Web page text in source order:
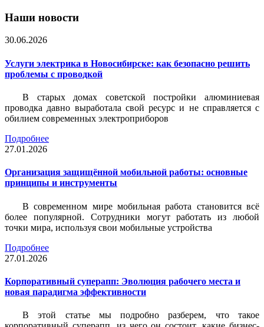
Наши новости
30.06.2026
Услуги электрика в Новосибирске: как безопасно решить
проблемы с проводкой
В старых домах советской постройки алюминиевая
проводка давно выработала свой ресурс и не справляется с
обилием современных электроприборов
Подробнее
27.01.2026
Организация защищённой мобильной работы: основные
принципы и инструменты
В современном мире мобильная работа становится всё
более популярной. Сотрудники могут работать из любой
точки мира, используя свои мобильные устройства
Подробнее
27.01.2026
Корпоративный суперапп: Эволюция рабочего места и
новая парадигма эффективности
В этой статье мы подробно разберем, что такое